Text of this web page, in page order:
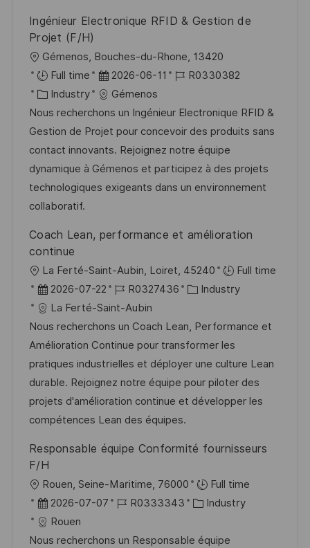
V
ö
t
c
h
u
n
g
e
Ingénieur Electronique RFID & Gestion de
Projet (F/H)
O
r
t
Gémenos, Bouches-du-Rhone, 13420
Full time
D
a
t
u
m
d
e
e
l
h
n
g
2026-06-11
J
b
-
I
D
R0330382
K
a
t
e
g
o
r
e
Industry
Gémenos
Nous recherchons un Ingénieur Electronique RFID &
Gestion de Projet pour concevoir des produits sans
contact innovants. Rejoignez notre équipe
dynamique à Gémenos et participez à des projets
technologiques exigeants dans un environnement
collaboratif.
Coach Lean, performance et amélioration
continue
O
r
t
La Ferté-Saint-Aubin, Loiret, 45240
Full time
D
a
t
u
m
d
e
r
e
f
f
2026-07-22
J
o
b
-
I
D
R0327436
K
t
e
g
o
r
Industry
La Ferté-Saint-Aubin
Nous recherchons un Coach Lean, Performance et
Amélioration Continue pour transformer les
pratiques industrielles et déployer une culture Lean
durable. Rejoignez notre équipe pour piloter des
projets d'amélioration continue et développer les
compétences Lean des équipes.
Responsable équipe Conformité fournisseurs
F/H
O
r
t
Rouen, Seine-Maritime, 76000
Full time
D
a
t
2026-07-07
J
b
R0333343
K
t
Industry
Rouen
Nous recherchons un Responsable équipe